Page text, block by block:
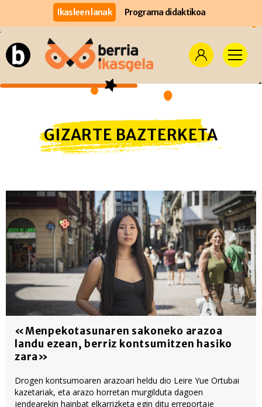
Ikasleen lanak Programa didaktikoa
GIZARTE BAZTERKETA
«Menpekotasunaren sakoneko arazoa
landu ezean, berriz kontsumitzen hasiko
zara»
Drogen kontsumoaren arazoari heldu dio Leire Yue Ortubai
kazetariak, eta arazo horretan murgilduta dagoen
jendearekin hainbat elkarrizketa egin ditu erreportaje